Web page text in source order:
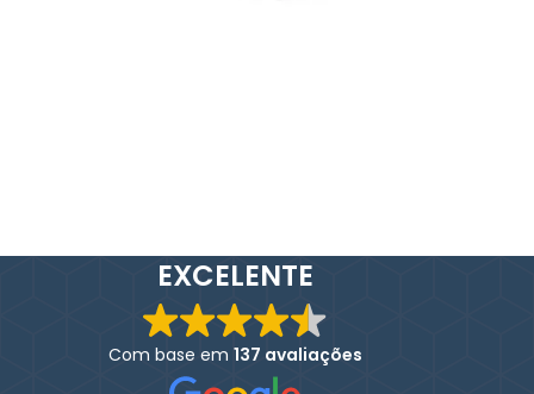
EXCELENTE
Com base em 137 avaliações